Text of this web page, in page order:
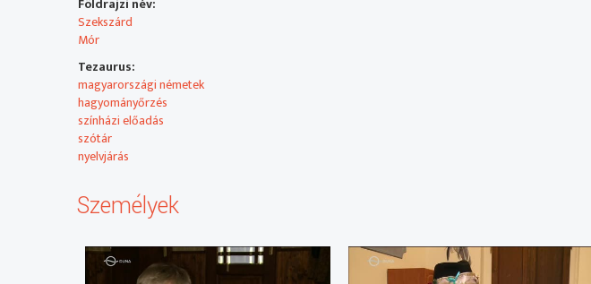
Szekszárd
Mór
Tezaurus:
magyarországi németek
hagyományőrzés
színházi előadás
szótár
nyelvjárás
Személyek